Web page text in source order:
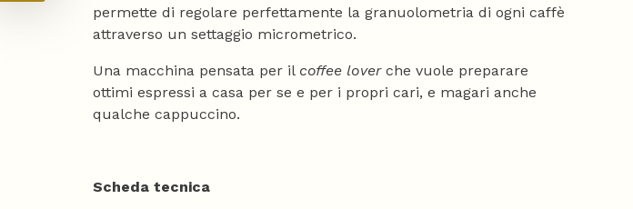
permette di regolare perfettamente la granuolometria di ogni caffè
attraverso un settaggio micrometrico.
Una macchina pensata per il coffee loverche vuole preparare
ottimi espressi a casa per se e per i propri cari, e magari anche
qualche cappuccino.
Scheda tecnica